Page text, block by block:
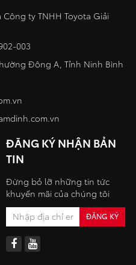
ty TNHH Toyota Giải
003
Đông A, Tỉnh Ninh Bình
ĐĂNG KÝ NHẬN BẢN
TIN
Đừng bỏ lỡ những tin tức
khuyến mãi của chúng tôi